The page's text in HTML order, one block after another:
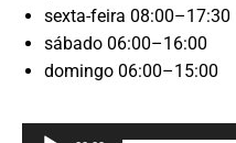
sexta-feira 08:00–17:30
sábado 06:00–16:00
domingo 06:00–15:00
Reprodutor